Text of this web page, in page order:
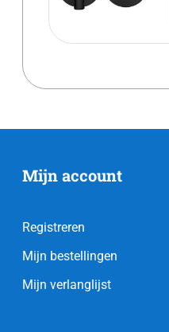
Mijn account
Registreren
Mijn bestellingen
Mijn verlanglijst